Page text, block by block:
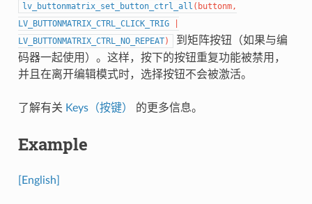
lv_buttonmatrix_set_button_ctrl_all ( buttonm,
LV_BUTTONMATRIX_CTRL_CLICK_TRIG
LV_BUTTONMATRIX_CTRL_NO_REPEAT)
到矩阵按钮（如果与编
码器一起使用）。这样，按下的按钮重复功能被禁用，
并且在离开编辑模式时，选择按钮不会被激活。
了解有关 Keys（按键） 的更多信息。
Example
[English]